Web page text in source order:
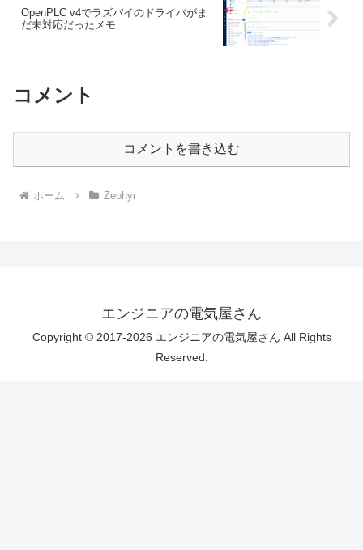
OpenPLC v4でラズパイのドライバがま
だ未対応だったメモ
コメント
コメントを書き込む
ホーム Zephyr
エンジニアの電気屋さん
Copyright © 2017-2026 エンジニアの電気屋さん All Rights
Reserved.